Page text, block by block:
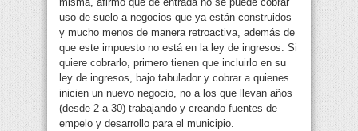
uso de suelo a negocios que ya están construidos
y mucho menos de manera retroactiva, además de
que este impuesto no está en la ley de ingresos. Si
quiere cobrarlo, primero tienen que incluirlo en su
ley de ingresos, bajo tabulador y cobrar a quienes
inicien un nuevo negocio, no a los que llevan años
(desde 2 a 30) trabajando y creando fuentes de
empelo y desarrollo para el municipio.